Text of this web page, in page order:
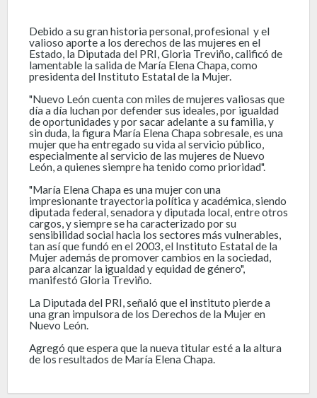
Debido a su gran historia personal, profesional y el
valioso aporte a los derechos de las mujeres en el
Estado, la Diputada del PRI, Gloria Treviño, calificó de
lamentable la salida de María Elena Chapa, como
presidenta del Instituto Estatal de la Mujer.
"Nuevo León cuenta con miles de mujeres valiosas que
día a día luchan por defender sus ideales, por igualdad
de oportunidades y por sacar adelante a su familia, y
sin duda, la figura María Elena Chapa sobresale, es una
mujer que ha entregado su vida al servicio público,
especialmente al servicio de las mujeres de Nuevo
León, a quienes siempre ha tenido como prioridad".
"María Elena Chapa es una mujer con una
impresionante trayectoria política y académica, siendo
diputada federal, senadora y diputada local, entre otros
cargos, y siempre se ha caracterizado por su
sensibilidad social hacia los sectores más vulnerables,
tan así que fundó en el 2003, el Instituto Estatal de la
Mujer además de promover cambios en la sociedad,
para alcanzar la igualdad y equidad de género",
manifestó Gloria Treviño.
La Diputada del PRI, señaló que el instituto pierde a
una gran impulsora de los Derechos de la Mujer en
Nuevo León.
Agregó que espera que la nueva titular esté a la altura
de los resultados de María Elena Chapa.